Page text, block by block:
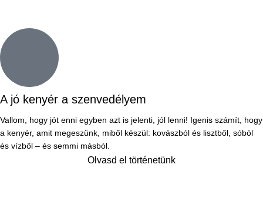
A jó kenyér a szenvedélyem
Vallom, hogy jót enni egyben azt is jelenti, jól lenni! Igenis számít, hogy
a kenyér, amit megeszünk, miből készül: kovászból és lisztből, sóból
és vízből – és semmi másból.
Olvasd el történetünk